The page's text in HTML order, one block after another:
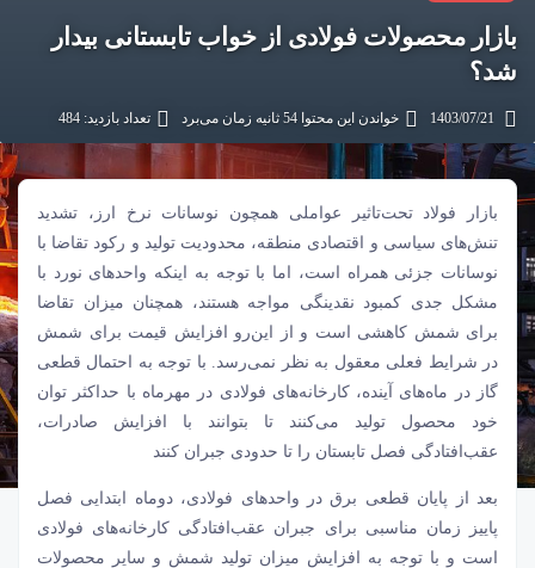
بازار محصولات فولادی از خواب تابستانی بیدار
شد؟
خواندن این محتوا 54 ثانیه زمان می‌برد تعداد بازدید: 484
بازار فولاد تحت‌تاثیر عواملی همچون نوسانات نرخ ارز، تشدید
تنش‏‏‌های سیاسی و اقتصادی منطقه، محدودیت تولید و رکود تقاضا با
نوسانات جزئی همراه است، اما با توجه به اینکه واحدهای نورد با
مشکل جدی کمبود نقدینگی مواجه هستند، همچنان میزان تقاضا
برای شمش کاهشی است و از این‌رو افزایش قیمت برای شمش
در شرایط فعلی معقول به نظر نمی‏‏‌رسد. با توجه به احتمال قطعی
گاز د‏‏‌ر ماه‌های آینده، کارخانه‏‏‌های فولادی در مهرماه با حداکثر توان
خود محصول تولید می‌کنند تا بتوانند با افزایش صادرات،
عقب‌افتادگی فصل تابستان را تا حدودی جبران کنند
بعد از پایان قطعی برق در واحدهای فولادی، دوماه ابتدایی فصل
پاییز زمان مناسبی برای جبران عقب‌افتادگی کارخانه‌‌‌های فولادی
است و با توجه به افزایش میزان تولید شمش و سایر محصولات